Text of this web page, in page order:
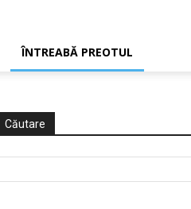
ÎNTREABĂ PREOTUL
Căutare